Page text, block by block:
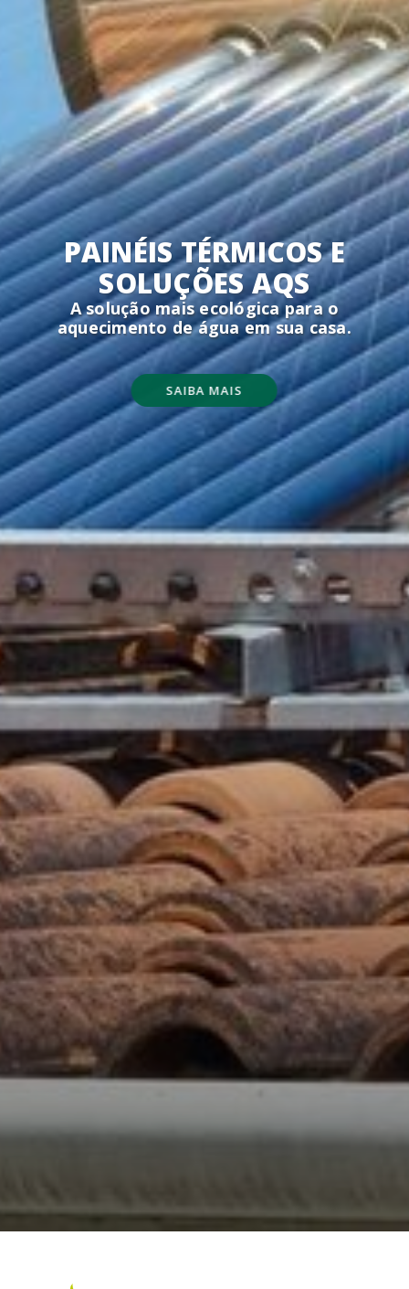
PAINÉIS TÉRMICOS E
SOLUÇÕES AQS
A solução mais ecológica para o
aquecimento de água em sua casa.
SAIBA MAIS
PAINÉIS SOLARES
Reduzir os seus custos energéticos e
aumentar o valor da sua propriedade.
SAIBA MAIS